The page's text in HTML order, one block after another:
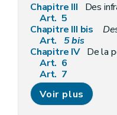
Chapitre III
Des
Art. 5
Chapitre III bis
Des
Art.
5bis
Chapitre IV De la
Art. 6
Art. 7
Chapitre V De la
Art. 8
Chapitre V bis
Voir plus